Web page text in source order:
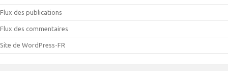
Flux des publications
Flux des commentaires
Site de WordPress-FR